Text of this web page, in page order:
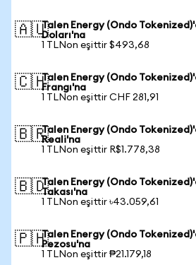
🇦🇺Talen Energy (Ondo
Doları'na
1 TLNon eşittir $493,68
🇨🇭Talen Energy (Ondo
Frangı'na
1 TLNon eşittir CHF 281,91
🇧🇷Talen Energy (Ondo
Reali'na
1 TLNon eşittir R$1.778,38
🇧🇩Talen Energy (Ondo
Takası'na
1 TLNon eşittir ৳43.059,61
🇵🇭Talen Energy (Ondo
Pezosu'na
1 TLNon eşittir ₱21.179,18